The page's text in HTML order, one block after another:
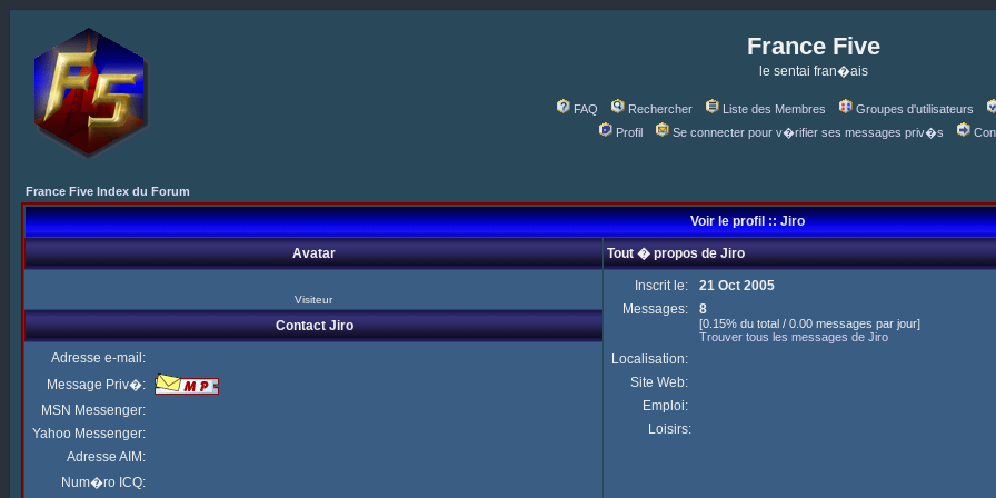
France Five
le sentai fran�ais
FAQ Rechercher Liste des Membres Groupes d'utilisateurs
Profil
Se connecter pour v�rifier ses messages priv�s
France Five Index du Forum
Voir le profil :: Jiro
Avatar Tout � propos de Jiro
Visiteur
Inscrit le:
21 Oct 2005
Messages:
8
[0.15% du total / 0.00 messages par jour]
Trouver tous les messages de Jiro
Localisation:
Site Web:
Emploi:
Loisirs:
Contact Jiro
Adresse e-mail:
Message Priv�:
MSN Messenger:
Yahoo Messenger:
Adresse AIM:
Num�ro ICQ: